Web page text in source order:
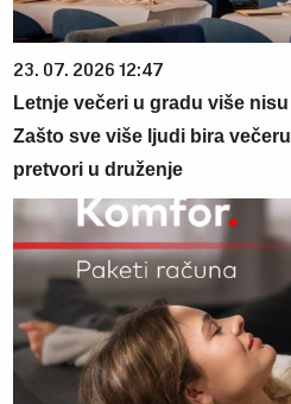
23. 07. 2026 12:47
Letnje večeri u gradu više
Zašto sve više ljudi bira
pretvori u druženje